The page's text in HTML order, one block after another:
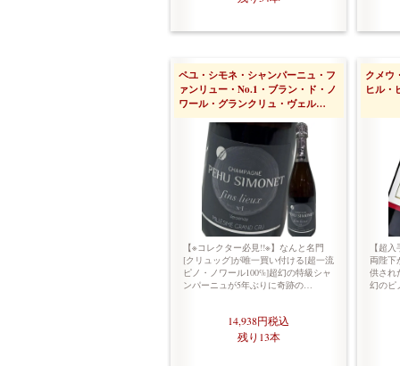
ペユ・シモネ・シャンパーニュ・フ
ァンリュー・No.1・ブラン・ド・ノ
ワール・グランクリュ・ヴェル…
【※コレクター必見!!※】なんと名門
[クリュッグ]が唯一買い付ける[超一流
ピノ・ノワール100%]超幻の特級シャ
ンパーニュが5年ぶりに奇跡の…
14,938円税込
残り13本
クメウ
ヒル
【超
両陛下
供され
幻のピ